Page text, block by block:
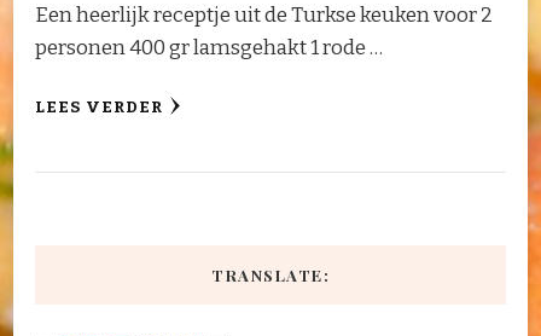
Een heerlijk receptje uit de Turkse keuken voor 2
personen 400 gr lamsgehakt 1 rode …
LEES VERDER
TRANSLATE: